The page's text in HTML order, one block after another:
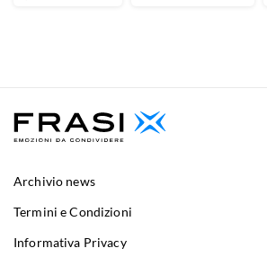
Archivio news
Termini e Condizioni
Informativa Privacy